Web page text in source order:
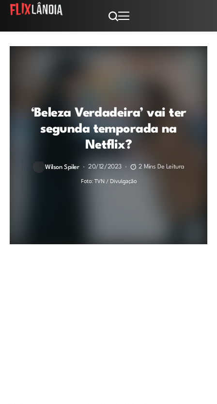
‘Beleza Verdadeira’ vai ter
segunda temporada na
Netflix?
Wilson Spiler 20/12/2023 2 Mins De Leitura
Foto: TVN / Divulgação